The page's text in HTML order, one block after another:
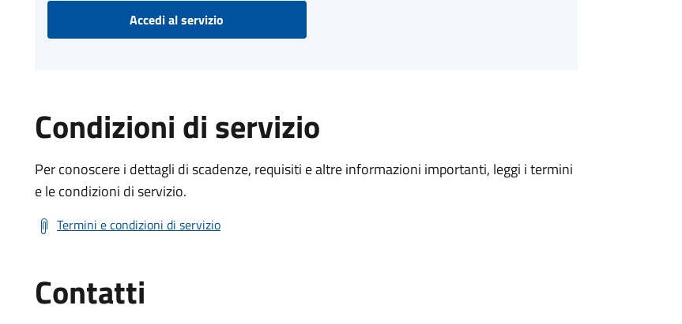
Accedi al servizio
Condizioni di servizio
Per conoscere i dettagli di scadenze, requisiti e altre informazioni importanti, leggi i termini
e le condizioni di servizio.
Termini e condizioni di servizio
Contatti